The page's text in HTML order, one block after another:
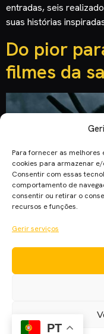
Para fornecer as
cookies para armazenar
Consentir com essas
comportamento de
consentir ou retirar o
recursos e funções.
Gerir serviços
entradas, seis
suas histórias
Do pior
filmes da
Novas formas de vida
dos trunfos com que
A saga “Alien” é
metade pertence ao
PT